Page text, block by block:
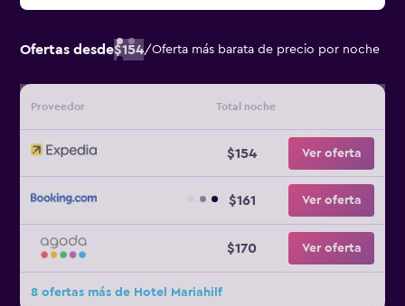
Ofertas desde$154/Oferta más barata de precio por noche
Proveedor Total noche
$154 Ver oferta
$161 Ver oferta
$170 Ver oferta
8 ofertas más de Hotel Mariahilf